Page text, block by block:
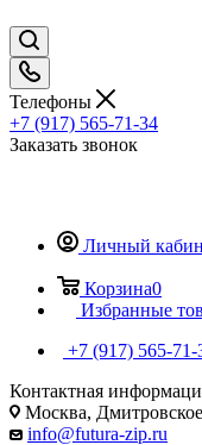
Телефоны
+7 (917) 565-71-34
Заказать звонок
Личный
Корзина0
Избранные
+7 (917) 565-71-
Контактная
Москва,
info@futura-zip.ru